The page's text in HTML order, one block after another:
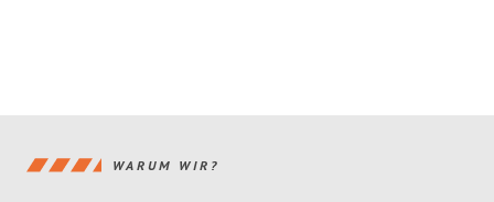
WARUM WIR?